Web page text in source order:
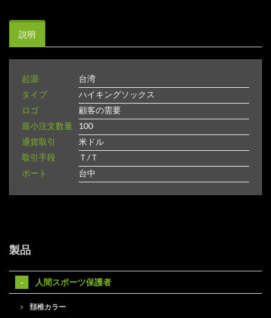
説明
起源
台湾
タイプ
ハイキングソックス
ロゴ
顧客の需要
最小注文数量
100
通貨取引
米ドル
取引手段
Ｔ/Ｔ
ポート
台中
製品
人間スポーツ保護者
頚椎カラー